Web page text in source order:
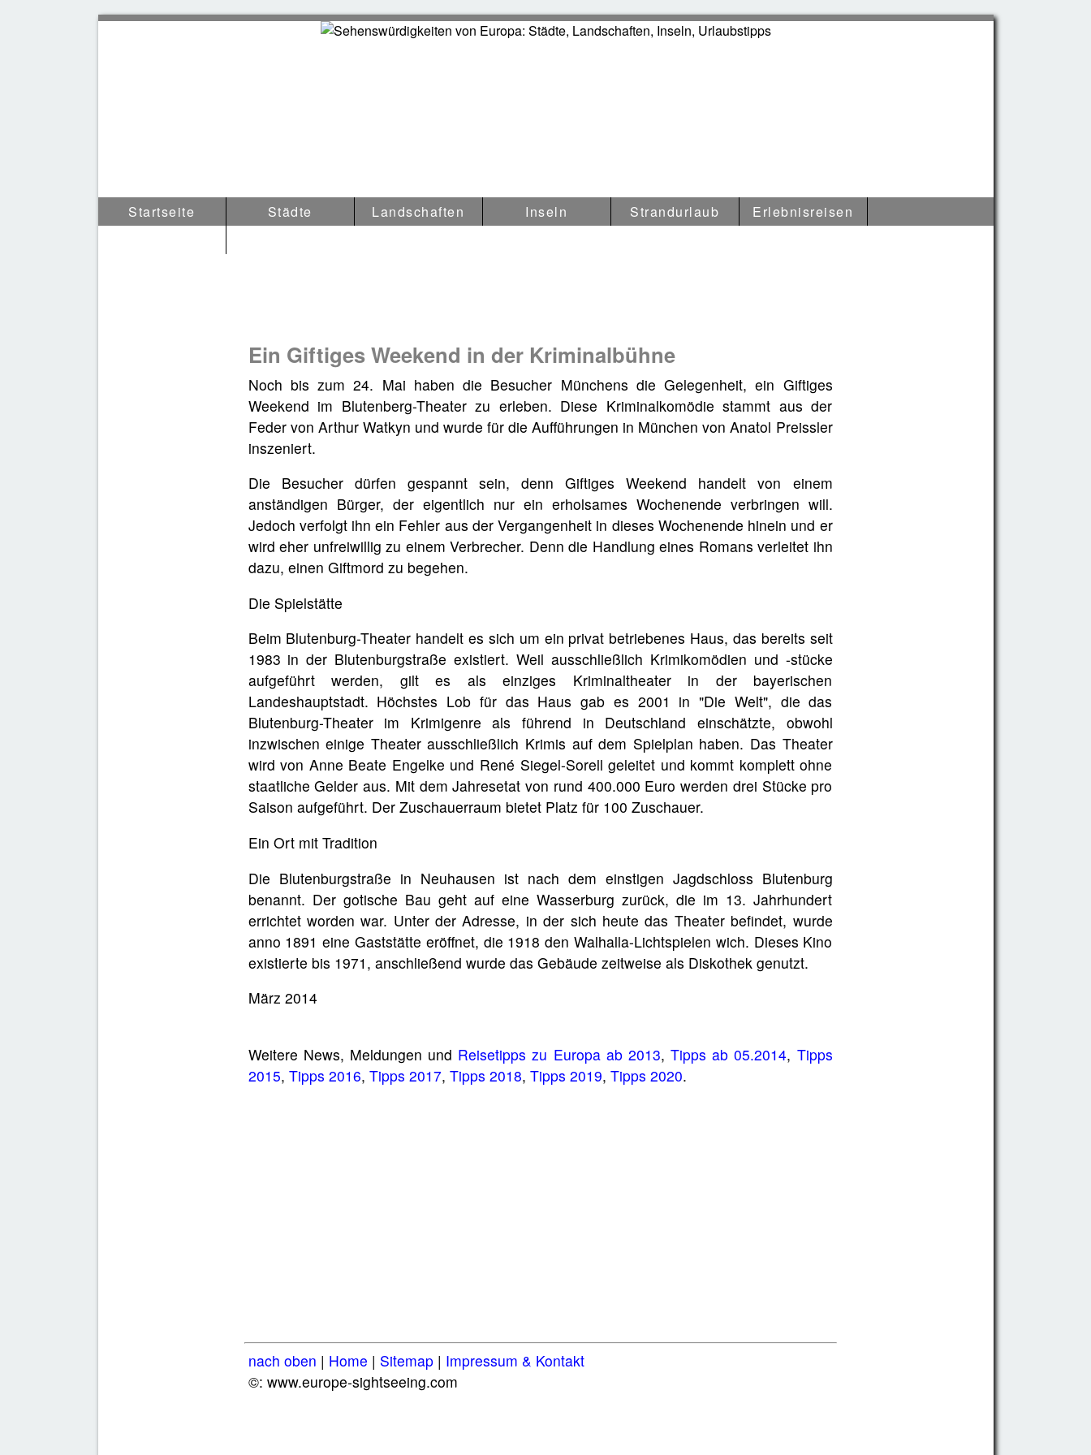
Sehenswürdigkeiten & Reisetipps in Europa
Startseite Städte Landschaften Inseln Strandurlaub
Erlebnisreisen
Ein Giftiges Weekend in der Kriminalbühne
Noch bis zum 24. Mai haben die Besucher Münchens die Gelegenheit, ein Giftiges
Weekend im Blutenberg-Theater zu erleben. Diese Kriminalkomödie stammt aus der
Feder von Arthur Watkyn und wurde für die Aufführungen in München von Anatol Preissler
inszeniert.
Die Besucher dürfen gespannt sein, denn Giftiges Weekend handelt von einem
anständigen Bürger, der eigentlich nur ein erholsames Wochenende verbringen will.
Jedoch verfolgt ihn ein Fehler aus der Vergangenheit in dieses Wochenende hinein und er
wird eher unfreiwillig zu einem Verbrecher. Denn die Handlung eines Romans verleitet ihn
dazu, einen Giftmord zu begehen.
Die Spielstätte
Beim Blutenburg-Theater handelt es sich um ein privat betriebenes Haus, das bereits seit
1983 in der Blutenburgstraße existiert. Weil ausschließlich Krimikomödien und -stücke
aufgeführt werden, gilt es als einziges Kriminaltheater in der bayerischen
Landeshauptstadt. Höchstes Lob für das Haus gab es 2001 in "Die Welt", die das
Blutenburg-Theater im Krimigenre als führend in Deutschland einschätzte, obwohl
inzwischen einige Theater ausschließlich Krimis auf dem Spielplan haben. Das Theater
wird von Anne Beate Engelke und René Siegel-Sorell geleitet und kommt komplett ohne
staatliche Gelder aus. Mit dem Jahresetat von rund 400.000 Euro werden drei Stücke pro
Saison aufgeführt. Der Zuschauerraum bietet Platz für 100 Zuschauer.
Ein Ort mit Tradition
Die Blutenburgstraße in Neuhausen ist nach dem einstigen Jagdschloss Blutenburg
benannt. Der gotische Bau geht auf eine Wasserburg zurück, die im 13. Jahrhundert
errichtet worden war. Unter der Adresse, in der sich heute das Theater befindet, wurde
anno 1891 eine Gaststätte eröffnet, die 1918 den Walhalla-Lichtspielen wich. Dieses Kino
existierte bis 1971, anschließend wurde das Gebäude zeitweise als Diskothek genutzt.
März 2014
Weitere News, Meldungen und Reisetipps zu Europa ab 2013,Tipps ab 05.2014, Tipps
2015, Tipps 2016, Tipps 2017, Tipps 2018, Tipps 2019, Tipps 2020.
nach oben | Home | Sitemap| Impressum & Kontakt
©: www.europe-sightseeing.com